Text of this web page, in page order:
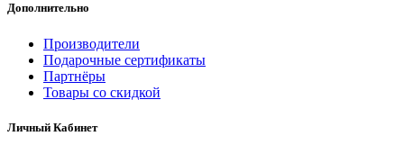
Дополнительно
Производители
Подарочные сертификаты
Партнёры
Товары со скидкой
Личный Кабинет